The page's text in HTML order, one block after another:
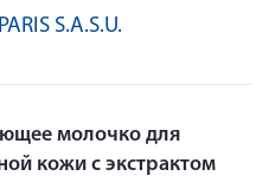
S.A.S.U.
молочко для
кожи с экстрактом